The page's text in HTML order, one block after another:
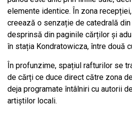
elemente identice. În zona
creează o senzație de catedrală
desprinsă din paginile cărților și
în stația Kondratowicza, între două
În profunzime, spațiul rafturilor se
de cărți ce duce direct către zona
deja programate întâlniri cu autorii
artiștilor locali.